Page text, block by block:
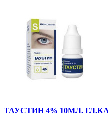
ТАУСТИН 4% 10МЛ.